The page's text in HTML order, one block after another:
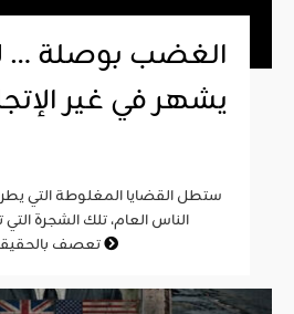
الغضب بوصلة …
يشهر في غير
الناس العام، تلك الشجرة
تعصف